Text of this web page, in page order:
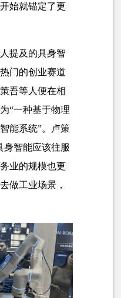
始就锚定了更
提及的具身智
门的创业赛道
吾等人便在相
“一种基于物理
能系统”。卢策
身智能应该往服
业的规模也更
做工业场景，